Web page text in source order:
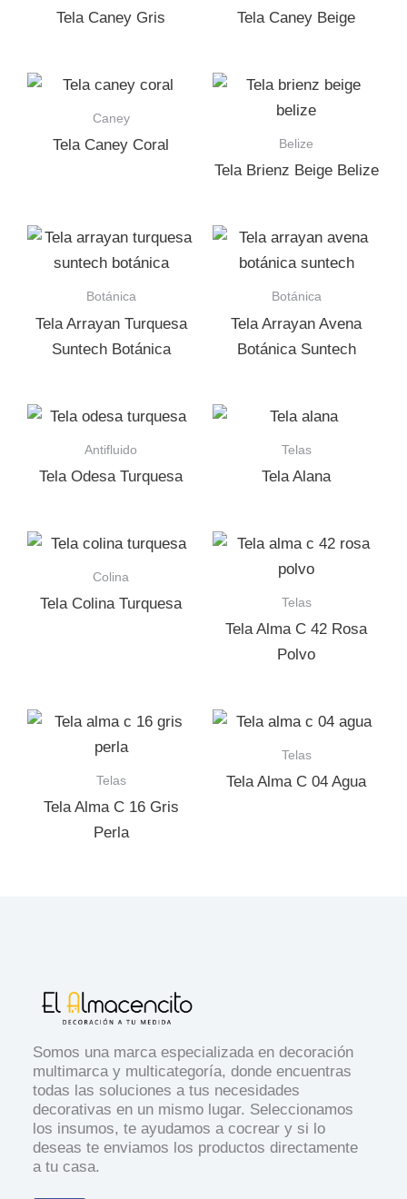
Tela Caney Gris Tela Caney Beige
Caney
Tela Caney Coral Belize
Tela Brienz Beige Belize
Botánica
Tela Arrayan Turquesa
Suntech Botánica
Botánica
Tela Arrayan Avena
Botánica Suntech
Antifluido
Tela Odesa Turquesa
Telas
Tela Alana
Colina
Tela Colina Turquesa Telas
Tela Alma C 42 Rosa
Polvo
Telas
Tela Alma C 16 Gris
Perla
Telas
Tela Alma C 04 Agua
Somos una marca especializada en decoración
multimarca y multicategoría, donde encuentras
todas las soluciones a tus necesidades
decorativas en un mismo lugar. Seleccionamos
los insumos, te ayudamos a cocrear y si lo
deseas te enviamos los productos directamente
a tu casa.